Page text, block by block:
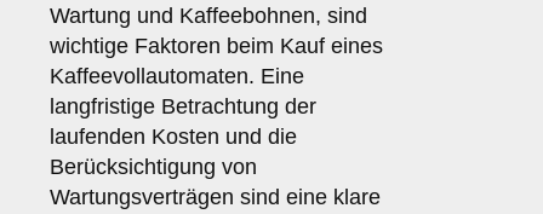
Wartung und Kaffeebohnen, sind
wichtige Faktoren beim Kauf eines
Kaffeevollautomaten. Eine
langfristige Betrachtung der
laufenden Kosten und die
Berücksichtigung von
Wartungsverträgen sind eine klare